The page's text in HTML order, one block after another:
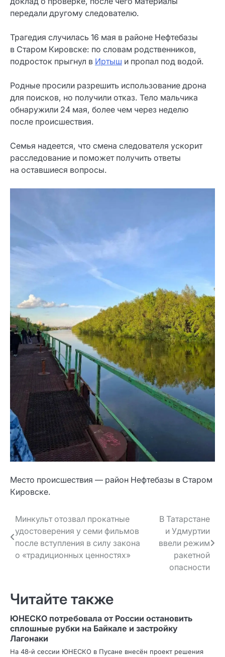
передали другому следователю.
Трагедия случилась 16 мая в районе Нефтебазы
в Старом Кировске: по словам родственников,
подросток прыгнул в Иртыш и пропал под водой.
Родные просили разрешить использование дрона
для поисков, но получили отказ. Тело мальчика
обнаружили 24 мая, более чем через неделю
после происшествия.
Семья надеется, что смена следователя ускорит
расследование и поможет получить ответы
на оставшиеся вопросы.
Место происшествия — район Нефтебазы в Старом
Кировске.
Навигация
по записям
Минкульт отозвал прокатные
удостоверения у семи фильмов
после вступления в силу закона
о «традиционных ценностях»
В Татарстане
и Удмуртии
ввели режим
ракетной
опасности
Читайте также
ЮНЕСКО потребовала от России остановить
сплошные рубки на Байкале и застройку
Лагонаки
На 48‑й сессии ЮНЕСКО в Пусане внесён проект решения